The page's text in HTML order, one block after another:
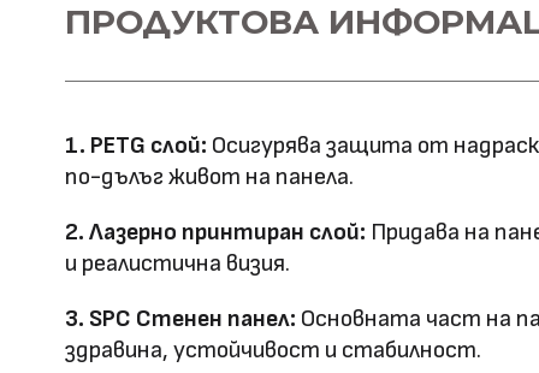
напречно сечение
SPC+PETG
Дебелина: 5
технология
Лазерно принтиране
Оценка за
ефективност
ПРОДУКТОВА
1. PETG слой: Осигурява защита от
по-дълъг живот на панела.
2. Лазерно принтиран слой: Придава на
и реалистична визия.
3. SPC Стенен панел: Основната част на
здравина, устойчивост и стабилност.